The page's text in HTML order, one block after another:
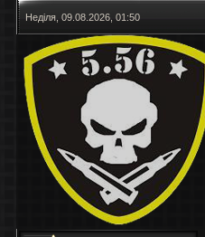
Неділя, 09.08.2026, 01:50